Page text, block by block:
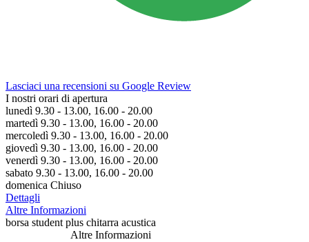
Lasciaci una recensioni su Google Review
I nostri orari di apertura
lunedì 9.30 - 13.00, 16.00 - 20.00
martedì 9.30 - 13.00, 16.00 - 20.00
mercoledì 9.30 - 13.00, 16.00 - 20.00
giovedì 9.30 - 13.00, 16.00 - 20.00
venerdì 9.30 - 13.00, 16.00 - 20.00
sabato 9.30 - 13.00, 16.00 - 20.00
domenica Chiuso
Dettagli
Altre Informazioni
borsa student plus chitarra acustica
Altre Informazioni